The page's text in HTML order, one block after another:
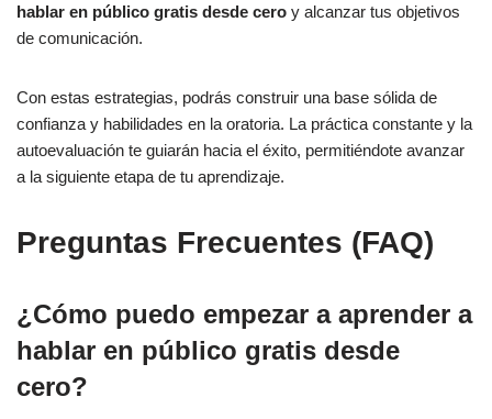
hablar en público gratis desde cero y alcanzar tus objetivos
de comunicación.
Con estas estrategias, podrás construir una base sólida de
confianza y habilidades en la oratoria. La práctica constante y la
autoevaluación te guiarán hacia el éxito, permitiéndote avanzar
a la siguiente etapa de tu aprendizaje.
Preguntas Frecuentes (FAQ)
¿Cómo puedo empezar a aprender a
hablar en público gratis desde
cero?